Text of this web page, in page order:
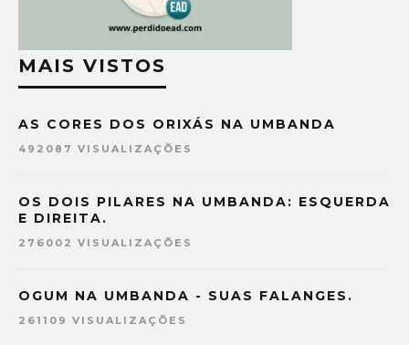
MAIS VISTOS
AS CORES DOS ORIXÁS NA UMBANDA
492087 VISUALIZAÇÕES
OS DOIS PILARES NA UMBANDA: ESQUERDA
E DIREITA.
276002 VISUALIZAÇÕES
OGUM NA UMBANDA - SUAS FALANGES.
261109 VISUALIZAÇÕES